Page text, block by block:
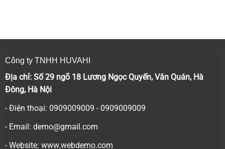
Công ty TNHH HUVAHI
Địa chỉ: Số 29 ngõ 18 Lương Ngọc Quyến, Văn Quán, Hà
Đông, Hà Nội
- Điện thoại: 0909009009 - 0909009009
- Email: demo@gmail.com
- Website: www.webdemo.com